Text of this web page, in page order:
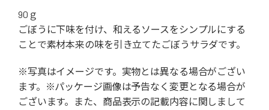
90ｇ
ごぼうに下味を付け、和えるソースをシンプルにする
ことで素材本来の味を引き立てたごぼうサラダです。
※写真はイメージです。実物とは異なる場合がござい
ます。※パッケージ画像は予告なく変更となる場合が
ございます。また、商品表示の記載内容に関しまして